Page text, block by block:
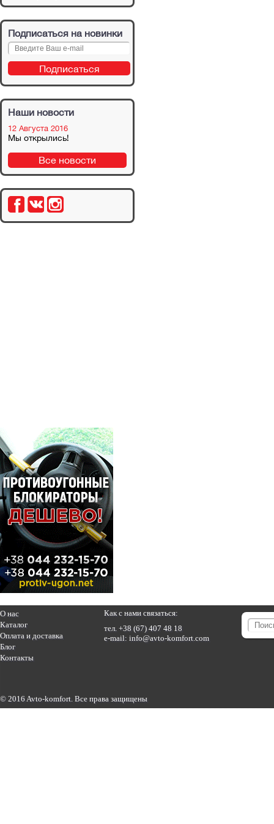
Подписаться на новинки
Наши новости
12 Августа 2016
Мы открылись!
Все новости
О нас
Каталог
Оплата и доставка
Блог
Контакты
Как с нами связаться:
тел. +38 (67) 407 48 18
e-mail: info@avto-komfort.com
© 2016 Avto-komfort. Все права защищены